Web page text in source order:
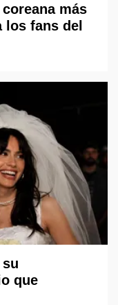
más
los fans del
que